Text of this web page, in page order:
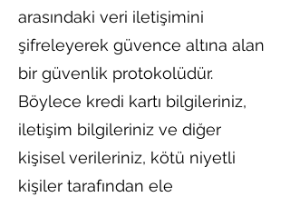
arasındaki veri iletişimini
şifreleyerek güvence altına alan
bir güvenlik protokolüdür.
Böylece kredi kartı bilgileriniz,
iletişim bilgileriniz ve diğer
kişisel verileriniz, kötü niyetli
kişiler tarafından ele